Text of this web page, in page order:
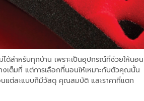
ด้สำหรับทุกบ้าน เพราะเป็นอุปกรณ์ที่ช่วยให้นอน
เต็มที่ แต่การเลือกที่นอนให้เหมาะกับตัวคุณนั้น
นแต่ละแบบก็มีวัสดุ คุณสมบัติ และราคาที่แตก